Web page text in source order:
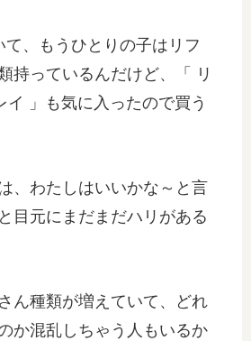
て、もうひとりの子はリフ
持っているんだけど、「 リ
イ 」も気に入ったので買う
、わたしはいいかな～と言
目元にまだまだハリがある
ん種類が増えていて、どれ
か混乱しちゃう人もいるか